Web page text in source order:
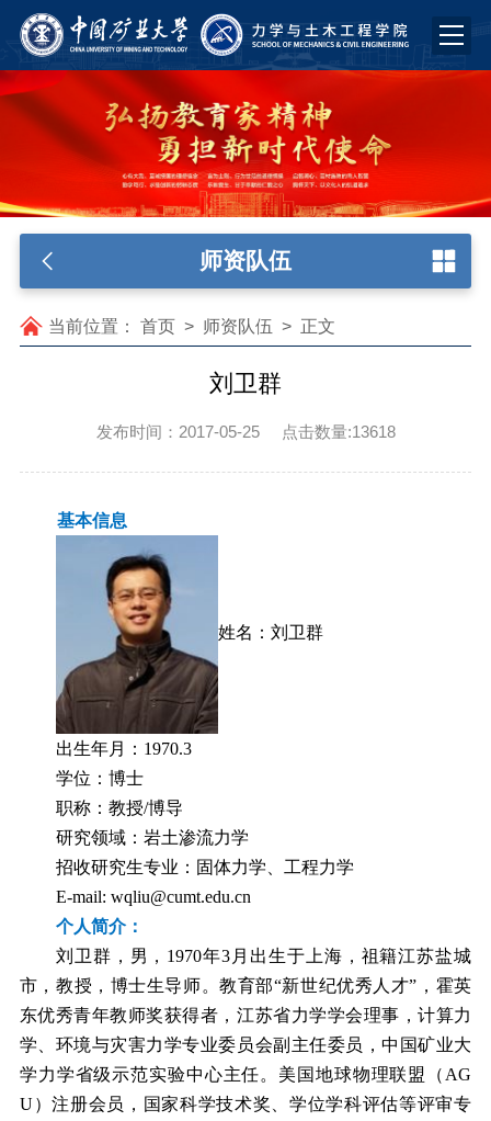
师资队伍
当前位置： 首页> 师资队伍 > 正文
刘卫群
发布时间：2017-05-25 点击数量:13618
基本信息
姓名：刘卫群
出生年月： 1970.3
学位：博士
职称：教授/博导
研究领域：岩土渗流力学
招收研究生专业：固体力学、工程力学
E-mail: wqliu@cumt.edu.cn
个人简介：
刘卫群，男， 1970年3 月出生于上海，祖籍江苏盐城
市，教授，博士生导师。教育部“新世纪优秀人才”，霍英
东优秀青年教师奖获得者，江苏省力学学会理事，计算力
学、环境与灾害力学专业委员会副主任委员，中国矿业大
学力学省级示范实验中心主任。美国地球物理联盟（ AG
U）注册会员，国家科学技术奖、学位学科评估等评审专